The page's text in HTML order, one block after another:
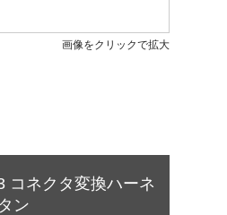
画像をクリックで拡大
コネクタ変換ハーネ
ン